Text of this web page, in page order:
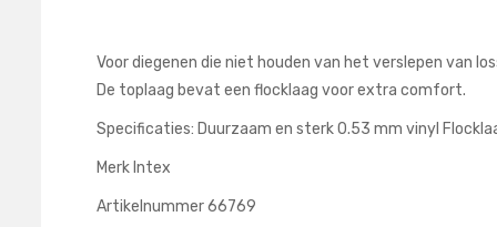
Voor diegenen die niet houden van het verslepen van
De toplaag bevat een flocklaag voor extra comfort.
Specificaties: Duurzaam en sterk 0.53 mm vinyl
Merk Intex
Artikelnummer 66769